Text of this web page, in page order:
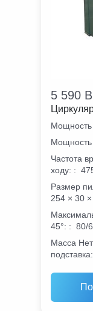
5 590
Мощность
Мощность
Частота
ходу: :
Размер
254 × 30
45°: : 80/
Масса
подставка: